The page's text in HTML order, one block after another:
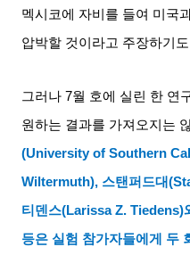
멕시코에 자비를 들여 미국
압박할 것이라고 주장하기
그러나 7월 호에 실린 한 연
원하는 결과를 가져오지는
(University of Southern
Wiltermuth), 스탠퍼드대
티덴스(Larissa Z. Tiedens)
등은 실험 참가자들에게 두